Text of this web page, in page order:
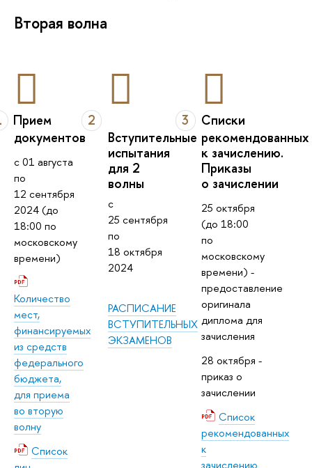
Вторая волна
Прием
документов
с 01 августа
по
12 сентября
2024 (до
18:00 по
московскому
времени)
Количество
мест,
финансируемых
из средств
федерального
бюджета,
для приема
во вторую
волну
Список
2
Вступительные
испытания
для 2
волны
с
25 сентября
по
18 октября
2024
РАСПИСАНИЕ
ВСТУПИТЕЛЬНЫХ
ЭКЗАМЕНОВ
3
Списки
рекомендованных
к зачислению.
Приказы
о зачислении
25 октября
(до 18:00
по
московскому
времени) -
предоставление
оригинала
диплома для
зачисления
28 октября -
приказ о
зачислении
Список
рекомендованных
к